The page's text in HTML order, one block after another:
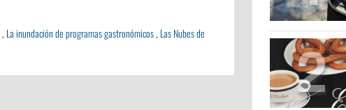
, La inundación de programas gastronómicos, Las Nubes de
2